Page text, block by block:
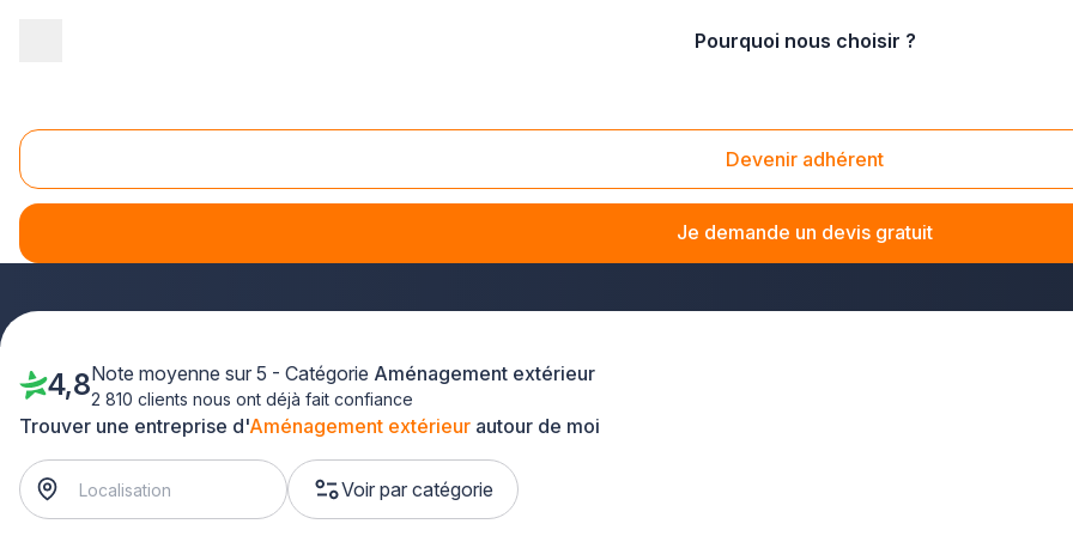
Pourquoi nous choisir ?
Devenir adhérent
Je demande un devis gratuit
Aménagement extérieur Var (83)
Vous envisagez unprojet d'aménagement extérieur dans le Var? La solution Plus que pro vous met en relation
transformer vos espaces extérieurs. Terrasse, jardin, allée ou clôture, les entreprises d'aménagement extérieur du
idées et valoriser votre propriété.
Trouver une entreprise d'Aménagement extérieur autour de moi
Voir par catégorie
4,8Note moyenne sur 5 - Catégorie Aménagement extérieur
2 810 clients nous ont déjà fait confiance